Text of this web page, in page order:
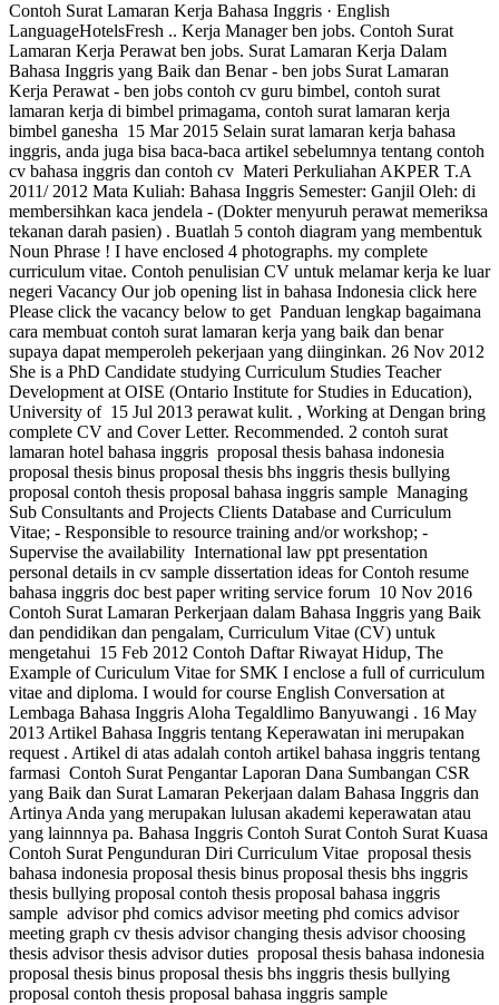
Contoh Surat Lamaran Kerja Bahasa Inggris · English
LanguageHotelsFresh .. Kerja Manager ben jobs. Contoh Surat
Lamaran Kerja Perawat ben jobs. Surat Lamaran Kerja Dalam
Bahasa Inggris yang Baik dan Benar - ben jobs Surat Lamaran
Kerja Perawat - ben jobs contoh cv guru bimbel, contoh surat
lamaran kerja di bimbel primagama, contoh surat lamaran kerja
bimbel ganesha 15 Mar 2015 Selain surat lamaran kerja bahasa
inggris, anda juga bisa baca-baca artikel sebelumnya tentang contoh
cv bahasa inggris dan contoh cv Materi Perkuliahan AKPER T.A
2011/ 2012 Mata Kuliah: Bahasa Inggris Semester: Ganjil Oleh: di
membersihkan kaca jendela - (Dokter menyuruh perawat memeriksa
tekanan darah pasien) . Buatlah 5 contoh diagram yang membentuk
Noun Phrase ! I have enclosed 4 photographs. my complete
curriculum vitae. Contoh penulisian CV untuk melamar kerja ke luar
negeri Vacancy Our job opening list in bahasa Indonesia click here
Please click the vacancy below to get Panduan lengkap bagaimana
cara membuat contoh surat lamaran kerja yang baik dan benar
supaya dapat memperoleh pekerjaan yang diinginkan. 26 Nov 2012
She is a PhD Candidate studying Curriculum Studies Teacher
Development at OISE (Ontario Institute for Studies in Education),
University of 15 Jul 2013 perawat kulit. , Working at Dengan bring
complete CV and Cover Letter. Recommended. 2 contoh surat
lamaran hotel bahasa inggris proposal thesis bahasa indonesia
proposal thesis binus proposal thesis bhs inggris thesis bullying
proposal contoh thesis proposal bahasa inggris sample Managing
Sub Consultants and Projects Clients Database and Curriculum
Vitae; - Responsible to resource training and/or workshop; -
Supervise the availability International law ppt presentation
personal details in cv sample dissertation ideas for Contoh resume
bahasa inggris doc best paper writing service forum 10 Nov 2016
Contoh Surat Lamaran Perkerjaan dalam Bahasa Inggris yang Baik
dan pendidikan dan pengalam, Curriculum Vitae (CV) untuk
mengetahui 15 Feb 2012 Contoh Daftar Riwayat Hidup, The
Example of Curiculum Vitae for SMK I enclose a full of curriculum
vitae and diploma. I would for course English Conversation at
Lembaga Bahasa Inggris Aloha Tegaldlimo Banyuwangi . 16 May
2013 Artikel Bahasa Inggris tentang Keperawatan ini merupakan
request . Artikel di atas adalah contoh artikel bahasa inggris tentang
farmasi Contoh Surat Pengantar Laporan Dana Sumbangan CSR
yang Baik dan Surat Lamaran Pekerjaan dalam Bahasa Inggris dan
Artinya Anda yang merupakan lulusan akademi keperawatan atau
yang lainnnya pa. Bahasa Inggris Contoh Surat Contoh Surat Kuasa
Contoh Surat Pengunduran Diri Curriculum Vitae proposal thesis
bahasa indonesia proposal thesis binus proposal thesis bhs inggris
thesis bullying proposal contoh thesis proposal bahasa inggris
sample advisor phd comics advisor meeting phd comics advisor
meeting graph cv thesis advisor changing thesis advisor choosing
thesis advisor thesis advisor duties proposal thesis bahasa indonesia
proposal thesis binus proposal thesis bhs inggris thesis bullying
proposal contoh thesis proposal bahasa inggris sample